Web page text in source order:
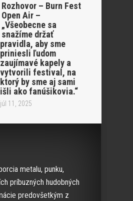
Rozhovor – Burn Fest
Open Air –
„Všeobecne sa
snažíme držať
pravidla, aby sme
priniesli ľudom
zaujímavé kapely a
vytvorili festival, na
ktorý by sme aj sami
išli ako fanúšikovia.“
júl 11, 2025
metalu, punku,
príbuzných hudobných
predovšetkým z